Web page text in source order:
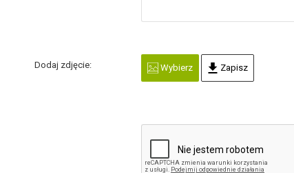
Dodaj zdjęcie: Wybierz Zapisz